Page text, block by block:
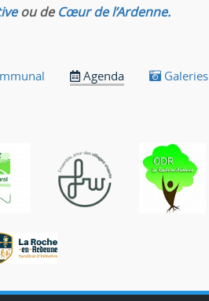
ou deCœur de l’Ardenne.
Agenda Galeries